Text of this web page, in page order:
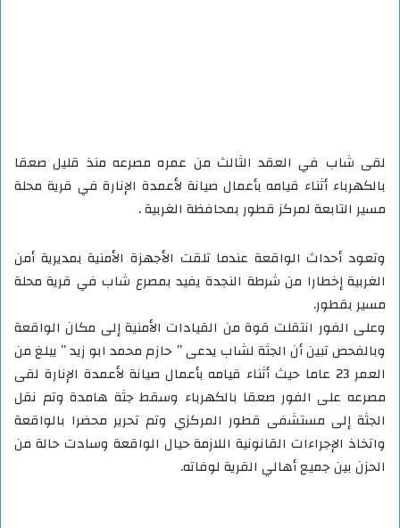
لقى شاب في العقد الثالث من عمره مصرعه منذ قليل صعقا
بالكهرباء أثناء قيامه بأعمال صيانة لأعمدة الإنارة في قرية محلة
مسير التابعة لمركز قطور بمحافظة الغربية .
وتعود أحداث الواقعة عندما تلقت الأجهزة الأمنية بمديرية أمن
الغربية إخطارا من شرطة النجدة يفيد بمصرع شاب في قرية محلة
مسير بقطور.
وعلى الفور انتقلت قوة من القيادات الأمنية إلى مكان الواقعة
وبالفحص تبين أن الجثة لشاب يدعى ” حازم محمد ابو زيد ” يبلغ من
العمر 23 عاما حيث أثناء قيامه بأعمال صيانة لأعمدة الإنارة لقى
مصرعه على الفور صعقا بالكهرباء وسقط جثة هامدة وتم نقل
الجثة إلى مستشفى قطور المركزي وتم تحرير محضرا بالواقعة
واتخاذ الإجراءات القانونية اللازمة حيال الواقعة وسادت حالة من
الحزن بين جميع أهالي القرية لوفاته.